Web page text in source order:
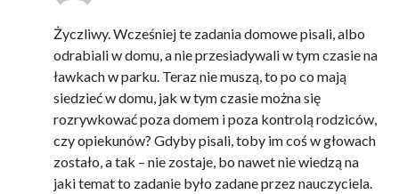
Życzliwy. Wcześniej te zadania domowe pisali, albo
odrabiali w domu, a nie przesiadywali w tym czasie na
ławkach w parku. Teraz nie muszą, to po co mają
siedzieć w domu, jak w tym czasie można się
rozrywkować poza domem i poza kontrolą rodziców,
czy opiekunów? Gdyby pisali, toby im coś w głowach
zostało, a tak – nie zostaje, bo nawet nie wiedzą na
jaki temat to zadanie było zadane przez nauczyciela.